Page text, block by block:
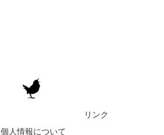
リンク
個人情報について